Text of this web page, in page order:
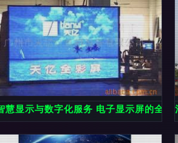
品精选与解析
慧显示与数字化服务 电子显示屏的全方